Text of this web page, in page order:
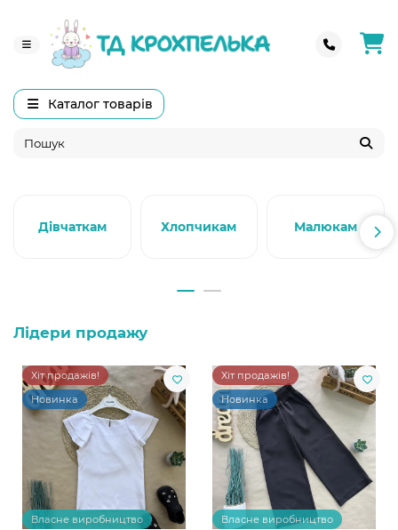
Каталог товарів
Дівчаткам Хлопчикам Малюкам
Лідери продажу
Хіт продажів!
Новинка
Власне виробництво
Хіт продажів!
Новинка
Власне виробництво